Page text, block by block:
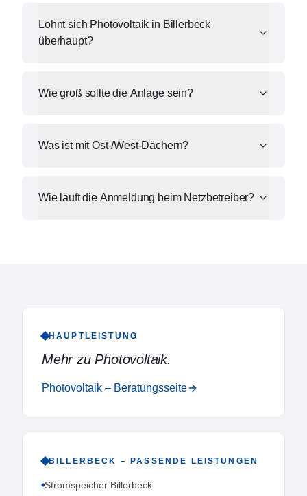
Lohnt sich Photovoltaik in Billerbeck
überhaupt?
Wie groß sollte die Anlage sein?
Was ist mit Ost-/West-Dächern?
Wie läuft die Anmeldung beim Netzbetreiber?
HAUPTLEISTUNG
Mehr zuPhotovoltaik.
Photovoltaik – Beratungsseite
BILLERBECK – PASSENDE LEISTUNGEN
Stromspeicher Billerbeck